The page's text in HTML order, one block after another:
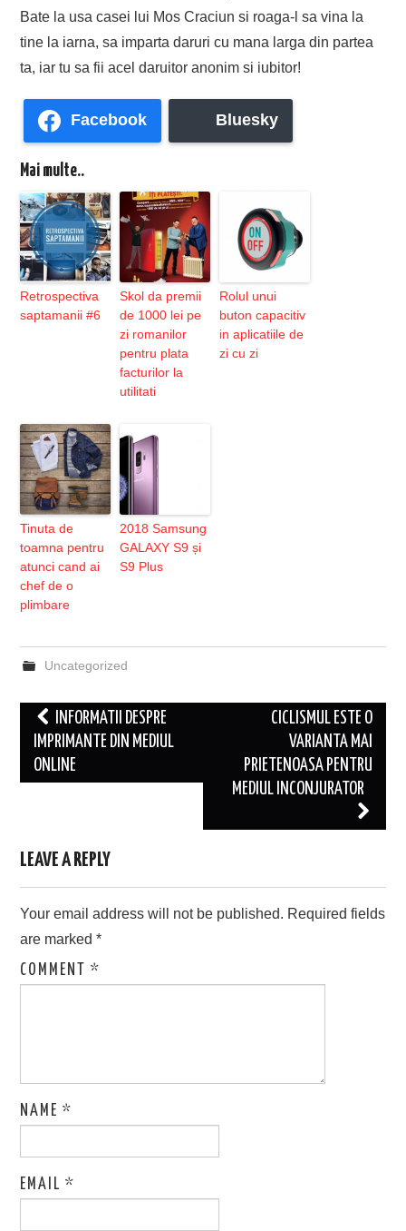
Bate la usa casei lui Mos Craciun si roaga-l sa vina la
tine la iarna, sa imparta daruri cu mana larga din partea
ta, iar tu sa fii acel daruitor anonim si iubitor!
Facebook Bluesky
Mai multe..
Retrospectiva
saptamanii #6
Skol da premii
de 1000 lei pe
zi romanilor
pentru plata
facturilor la
utilitati
Rolul unui
buton capacitiv
in aplicatiile de
zi cu zi
Tinuta de
toamna pentru
atunci cand ai
chef de o
plimbare
2018 Samsung
GALAXY S9 și
S9 Plus
Uncategorized
Post
navigation
INFORMATII DESPRE
IMPRIMANTE DIN MEDIUL
ONLINE
CICLISMUL ESTE O
VARIANTA MAI
PRIETENOASA PENTRU
MEDIUL INCONJURATOR
LEAVE A REPLY
Your email address will not be published. Required fields
are marked*
COMMENT*
NAME*
EMAIL*